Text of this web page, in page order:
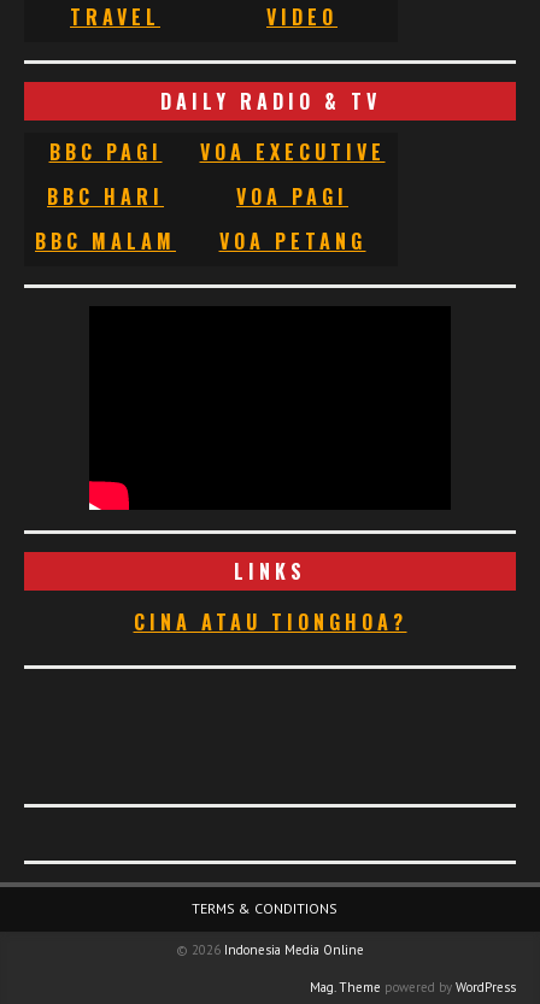
TRAVEL
VIDEO
DAILY RADIO & TV
BBC PAGI
VOA EXECUTIVE
BBC HARI
VOA PAGI
BBC MALAM
VOA PETANG
LINKS
CINA ATAU TIONGHOA?
TERMS & CONDITIONS
© 2026 Indonesia Media Online
Mag. Theme powered by WordPress